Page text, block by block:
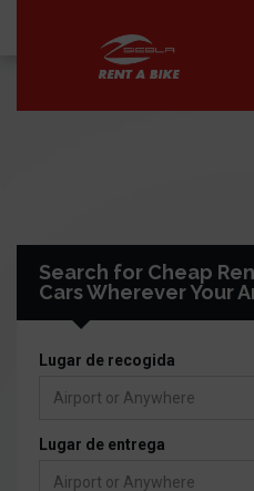
Search for Cheap
Cars Wherever Your
Lugar de recogida
Lugar de entrega